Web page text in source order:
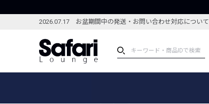
2026.07.17 お盆期間中の発送・お問い合わせ対応について